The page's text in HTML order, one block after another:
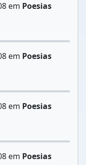
em Poesias
em Poesias
em Poesias
em Poesias